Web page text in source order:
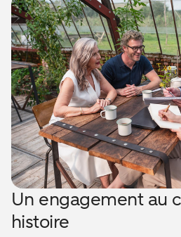
Un engagement au
histoire